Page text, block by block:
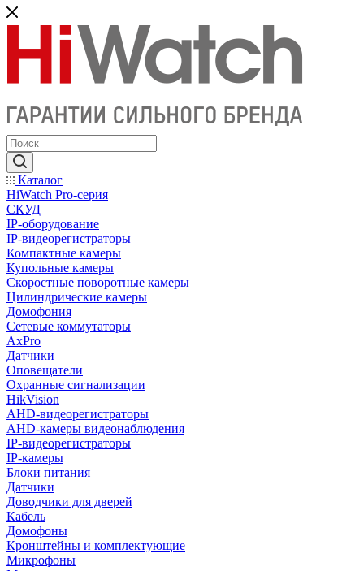
Каталог
HiWatch Pro-серия
CКУД
IP-оборудование
IP-видеорегистраторы
Компактные камеры
Купольные камеры
Скоростные поворотные камеры
Цилиндрические камеры
Домофония
Сетевые коммутаторы
AxPro
Датчики
Оповещатели
Охранные сигнализации
HikVision
AHD-видеорегистраторы
AHD-камеры видеонаблюдения
IP-видеорегистраторы
IP-камеры
Блоки питания
Датчики
Доводчики для дверей
Кабель
Домофоны
Кронштейны и комплектующие
Микрофоны